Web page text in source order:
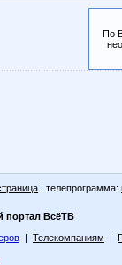
По
| телепрограмма:
портал ВсёТВ
| Телекомпаниям |